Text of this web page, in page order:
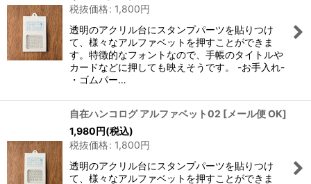
税抜価格: 1,800円
透明のアクリル台にスタンプパーツを貼りつけ
て、様々なアルファベットを押すことができま
す。特徴的なフォントなので、手帳のタイトルや
カードなどに押しても映えそうです。 -お手入れ-
・ゴムパー…
自在ハンコログ アルファベット02 [メール便 OK]
1,980円(税込)
税抜価格: 1,800円
透明のアクリル台にスタンプパーツを貼りつけ
て、様々なアルファベットを押すことができま